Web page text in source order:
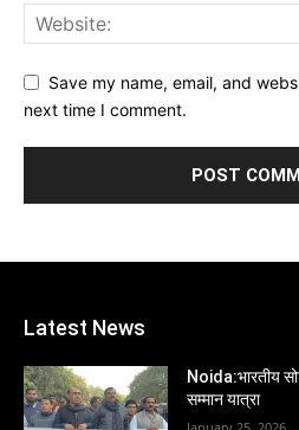
Save my name, email, and
next time I comment.
Latest News
Noida:भारतीय
सम्मान यात्रा